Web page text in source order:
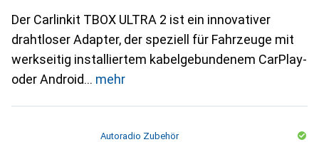
Der Carlinkit TBOX ULTRA 2 ist ein innovativer
drahtloser Adapter, der speziell für Fahrzeuge mit
werkseitig installiertem kabelgebundenem CarPlay-
oder Android
mehr
Autoradio Zubehör